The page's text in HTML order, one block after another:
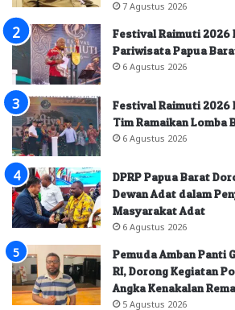
7 Agustus 2026
Festival Raimuti 2026
Pariwisata Papua
6 Agustus 2026
Festival Raimuti 2026
Tim Ramaikan Lomba
6 Agustus 2026
DPRP Papua Barat
Dewan Adat dalam
Masyarakat Adat
6 Agustus 2026
Pemuda Amban Panti
RI, Dorong Kegiatan
Angka Kenakalan
5 Agustus 2026